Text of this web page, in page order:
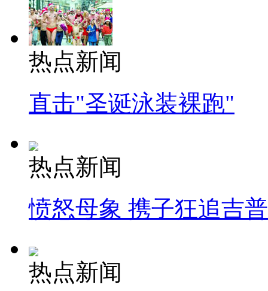
热点新闻
直击"圣诞泳装裸跑"
热点新闻
愤怒母象 携子狂追吉
热点新闻